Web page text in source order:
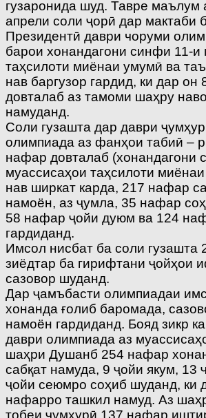
гузаронида шуд. Тавре маълум
апрели соли ҷорӣ дар мактаби
Президентӣ даври чоруми
барои хонандагони синфи 11-и
таҳсилоти миёнаи умумӣ ва
нав баргузор гардид, ки дар
довталаб аз тамоми шаҳру
намуданд.
Соли гузашта дар даври
олимпиада аз фанҳои табиӣ –
нафар довталаб (хонандагони
муассисаҳои таҳсилоти
нав ширкат карда, 217 нафар
намоён, аз ҷумла, 35 нафар
58 нафар ҷойи дуюм ва 124
гардиданд.
Имсол нисбат ба соли гузашта
зиёдтар ба гирифтани ҷойҳои
сазовор шуданд.
Дар ҷамъбасти олимпиадаи
хонанда ғолиб баромада,
намоён гардиданд. Бояд зикр
даври олимпиада аз
шаҳри Душанб 254 нафар
сабқат намуда, 9 ҷойи якум, 13
ҷойи сеюмро соҳиб шуданд, ки
нафарро ташкил намуд. Аз
тобеи ҷумҳурӣ 137 нафар